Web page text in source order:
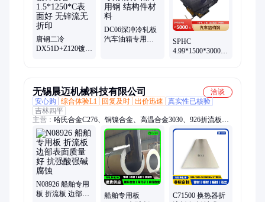
唐钢二冷
DX51D+Z120镀锌
DC06深冲冷轧板
汽车油箱专用钢
SPHC
4.99*1500*3000
无锡晨迈机械科技有限公司
洽谈
安心购
综合体验L1 回复及时 出价迅速
真实性已核验
吉林四平
主营： 哈氏合金C276、铜镍合金、高温合金3030、926折流板、
蒙乃尔合金管、耐蚀紧固件螺栓螺母、C276无缝管、紫铜换热
器、C70600白铜管、C70600无缝管、铜镍合金B10管材、铜镍合
金法兰、310S钢板、法兰紧固件、Inconel600、H65换热管、
316L无缝管、304 不锈钢
N08926 船舶专用
板 折流板 边部表
船舶专用板
C71500 换热器折